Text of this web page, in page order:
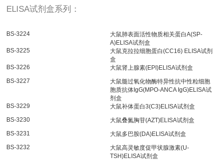
ELISA试剂盒系列：
BS-3224
大鼠肺表面活性物质相关蛋白A(SP-
A)ELISA试剂盒
BS-3225
大鼠克拉拉细胞蛋白(CC16) ELISA试剂
盒
BS-3226
大鼠肾上腺素(EPI)ELISA试剂盒
BS-3227
大鼠髓过氧化物酶特异性抗中性粒细胞
胞质抗体IgG(MPO-ANCA IgG)ELISA试
剂盒
BS-3229
大鼠补体蛋白3(C3)ELISA试剂盒
BS-3230
大鼠叠氮胸苷(AZT)ELISA试剂盒
BS-3231
大鼠多巴胺(DA)ELISA试剂盒
BS-3232
大鼠高灵敏度促甲状腺激素(U-
TSH)ELISA试剂盒